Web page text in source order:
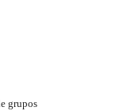
grupos